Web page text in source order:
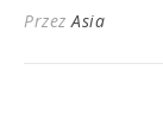
PrzezAsia